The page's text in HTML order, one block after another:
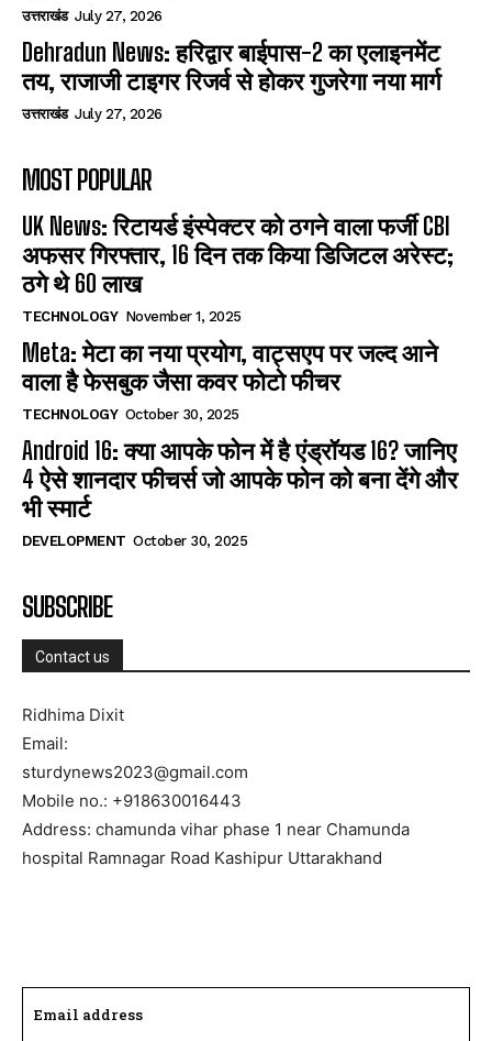
उत्तराखंड July 27, 2026
Dehradun News: हरिद्वार बाईपास-2 का एलाइनमेंट
तय, राजाजी टाइगर रिजर्व से होकर गुजरेगा नया मार्ग
उत्तराखंड July 27, 2026
MOST POPULAR
UK News: रिटायर्ड इंस्पेक्टर को ठगने वाला फर्जी CBI
अफसर गिरफ्तार, 16 दिन तक किया डिजिटल अरेस्ट;
ठगे थे 60 लाख
TECHNOLOGY November 1, 2025
Meta: मेटा का नया प्रयोग, वाट्सएप पर जल्द आने
वाला है फेसबुक जैसा कवर फोटो फीचर
TECHNOLOGY October 30, 2025
Android 16: क्या आपके फोन में है एंड्रॉयड 16? जानिए
4 ऐसे शानदार फीचर्स जो आपके फोन को बना देंगे और
भी स्मार्ट
DEVELOPMENT October 30, 2025
SUBSCRIBE
Contact us
Ridhima Dixit
Email:
sturdynews2023@gmail.com
Mobile no.: +918630016443
Address: chamunda vihar phase 1 near Chamunda
hospital Ramnagar Road Kashipur Uttarakhand